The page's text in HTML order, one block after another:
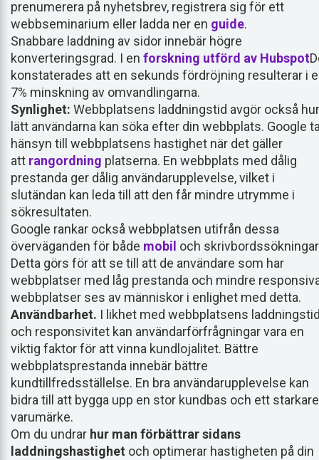
prenumerera på nyhetsbrev, registrera sig för ett
webbseminarium eller ladda ner en guide.
Snabbare laddning av sidor innebär högre
konverteringsgrad. I en forskning utförd av Hubspot
konstaterades att en sekunds fördröjning resulterar i
7% minskning av omvandlingarna.
Synlighet: Webbplatsens laddningstid avgör också hur
lätt användarna kan söka efter din webbplats. Google
hänsyn till webbplatsens hastighet när det gäller
att rangordning platserna. En webbplats med dålig
prestanda ger dålig användarupplevelse, vilket i
slutändan kan leda till att den får mindre utrymme i
sökresultaten.
Google rankar också webbplatsen utifrån dessa
överväganden för både mobil och
Detta görs för att se till att de användare som har
webbplatser med låg prestanda och mindre
webbplatser ses av människor i enlighet med detta.
Användbarhet. I likhet med webbplatsens
och responsivitet kan användarförfrågningar vara en
viktig faktor för att vinna kundlojalitet. Bättre
webbplatsprestanda innebär bättre
kundtillfredsställelse. En bra användarupplevelse kan
bidra till att bygga upp en stor kundbas och ett starkare
varumärke.
Om du undrar hur man förbättrar sidans
laddningshastighet och optimerar hastigheten på din